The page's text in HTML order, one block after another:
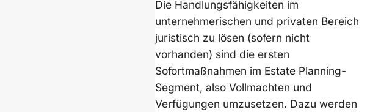
Die Handlungsfähigkeiten im
unternehmerischen und privaten Bereich
juristisch zu lösen (sofern nicht
vorhanden) sind die ersten
Sofortmaßnahmen im Estate Planning-
Segment, also Vollmachten und
Verfügungen umzusetzen. Dazu werden